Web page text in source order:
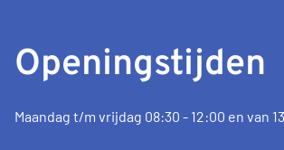
Openingstijden
Maandag t/m vrijdag 08:30 - 12:00 en van